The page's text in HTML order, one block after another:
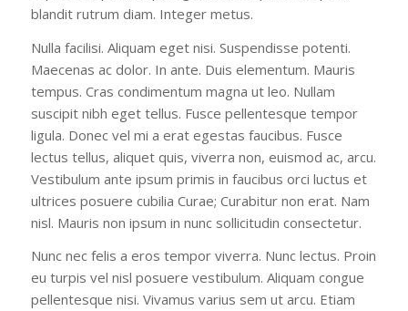
blandit rutrum diam. Integer metus.
Nulla facilisi. Aliquam eget nisi. Suspendisse potenti.
Maecenas ac dolor. In ante. Duis elementum. Mauris
tempus. Cras condimentum magna ut leo. Nullam
suscipit nibh eget tellus. Fusce pellentesque tempor
ligula. Donec vel mi a erat egestas faucibus. Fusce
lectus tellus, aliquet quis, viverra non, euismod ac, arcu.
Vestibulum ante ipsum primis in faucibus orci luctus et
ultrices posuere cubilia Curae; Curabitur non erat. Nam
nisl. Mauris non ipsum in nunc sollicitudin consectetur.
Nunc nec felis a eros tempor viverra. Nunc lectus. Proin
eu turpis vel nisl posuere vestibulum. Aliquam congue
pellentesque nisi. Vivamus varius sem ut arcu. Etiam